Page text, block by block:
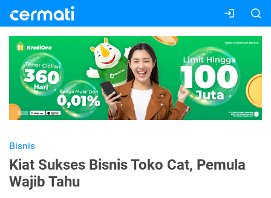
Bisnis
Kiat Sukses Bisnis Toko Cat, Pemula
Wajib Tahu